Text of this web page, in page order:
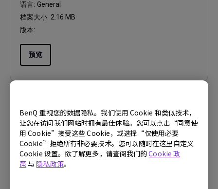
BenQ 重视您的数据隐私。我们使用 Cookie 和类似技术，
让您在访问我们网站时拥有最佳体验。您可以点击“同意使
用 Cookie”接受这些 Cookie，或选择“仅使用必要
Cookie”拒绝所有非必要技术。您可以随时在这里自定义
Cookie 设置。欲了解更多，请查阅我们的Cookie 政
策 与 隐私政策。
语言: General
档案大小: 2.16 MB
版本:
预览
使用手册
Regulatory Statements
更新:2026/07/09
语言:General